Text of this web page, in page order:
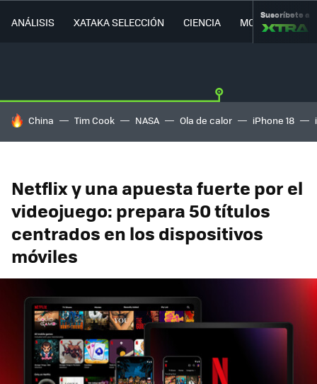
ANÁLISIS XATAKA SELECCIÓN CIENCIA MOVILIDAD
Suscríbete a
HOY SE HABLA DE
China Tim Cook NASA Ola de calor iPhone 18
Netflix y una apuesta fuerte por el
videojuego: prepara 50 títulos
centrados en los dispositivos
móviles